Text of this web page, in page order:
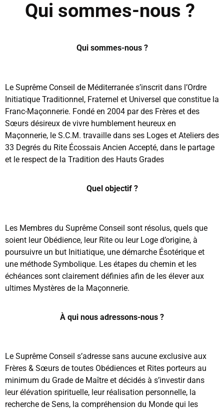
Qui sommes-nous ?
Qui sommes-nous ?
Le Suprême Conseil de Méditerranée s’inscrit dans l’Ordre
Initiatique Traditionnel, Fraternel et Universel que constitue la
Franc-Maçonnerie. Fondé en 2004 par des Frères et des
Sœurs désireux de vivre humblement heureux en
Maçonnerie, le S.C.M. travaille dans ses Loges et Ateliers des
33 Degrés du Rite Écossais Ancien Accepté, dans le partage
et le respect de la Tradition des Hauts Grades
Quel objectif ?
Les Membres du Suprême Conseil sont résolus, quels que
soient leur Obédience, leur Rite ou leur Loge d’origine, à
poursuivre un but Initiatique, une démarche Ésotérique et
une méthode Symbolique. Les étapes du chemin et les
échéances sont clairement définies afin de les élever aux
ultimes Mystères de la Maçonnerie.
À qui nous adressons-nous ?
Le Suprême Conseil s’adresse sans aucune exclusive aux
Frères & Sœurs de toutes Obédiences et Rites porteurs au
minimum du Grade de Maître et décidés à s’investir dans
leur élévation spirituelle, leur réalisation personnelle, la
recherche de Sens, la compréhension du Monde qui les